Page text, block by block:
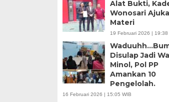
Alat Bukti,
Wonosari
Materi
19 Februari 2026 | 19:38
Disulap Jadi
Minol, Pol PP
Amankan 10
Pengelolah.
16 Februari 2026 | 15:05 WIB